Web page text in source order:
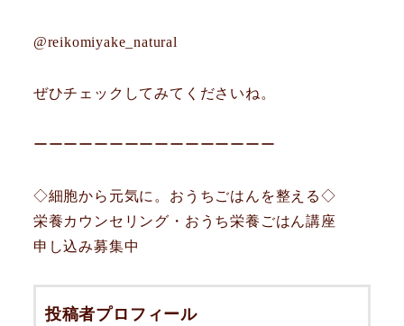
@reikomiyake_natural
ぜひチェックしてみてくださいね。
ーーーーーーーーーーーーーーーー
◇細胞から元気に。おうちごはんを整える◇
栄養カウンセリング・おうち栄養ごはん講座
申し込み募集中
投稿者プロフィール